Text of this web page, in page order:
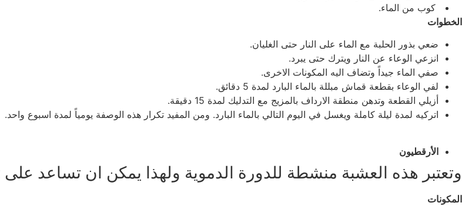
كوب من الماء.
الخطوات
ضعي بذور الحلبة مع الماء على النار حتى الغليان.
انزعي الوعاء عن النار ويترك حتى يبرد.
صفي الماء جيداً وتضاف اليه المكونات الاخرى.
لفي الوعاء بقطعة قماش مبللة بالماء البارد لمدة 5 دقائق.
أزيلي القطعة وتدهن منطقة الارداف بالمزيج مع التدليك لمدة 15 دقيقة.
اتركيه لمدة ليلة كاملة ويغسل في اليوم التالي بالماء البارد. ومن المفيد تكرار هذه الوصفة يومياً لمدة اسبوع واحد.
الأرقطيون
وتعتبر هذه العشبة منشطة للدورة الدموية ولهذا يمكن ان تساعد على
المكونات